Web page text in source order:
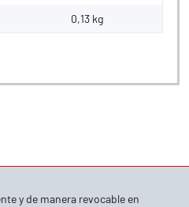
0,13 kg
y de manera revocable en